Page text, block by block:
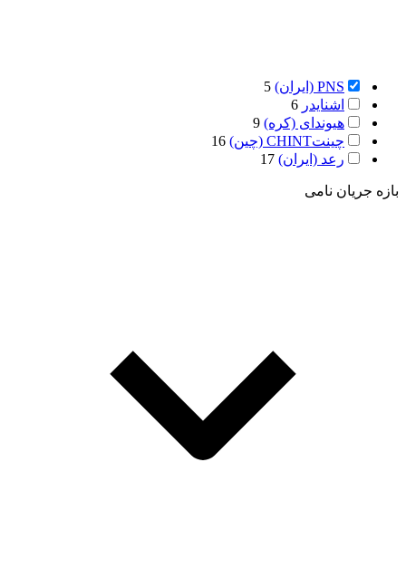
PNS (ایران)
5
اشنایدر 6
هیوندای (کره) 9
چینتCHINT (چین)
16
رعد (ایران) 17
بازه جریان نامی